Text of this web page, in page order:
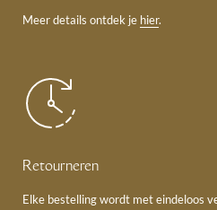
Meer details ontdek je hier.
Retourneren
Elke bestelling wordt met eindeloos